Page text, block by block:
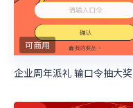
可商用
企业周年派礼 输口令抽大奖